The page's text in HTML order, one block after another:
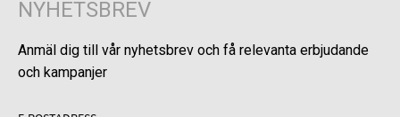
NYHETSBREV
Anmäl dig till vår nyhetsbrev och få relevanta erbjudande
och kampanjer